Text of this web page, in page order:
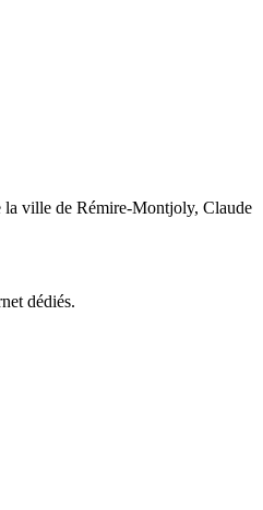
la ville de Rémire-Montjoly, Claude
dédiés.